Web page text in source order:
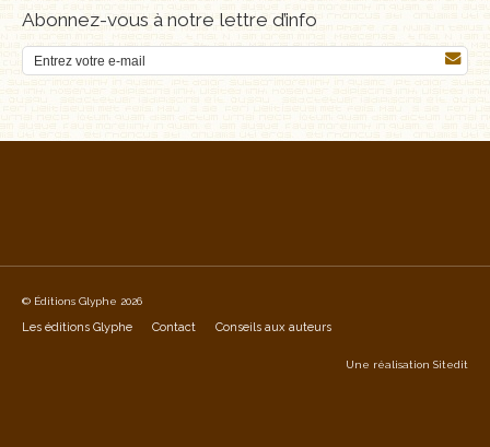
Abonnez-vous à notre lettre d’info
© Éditions Glyphe 2026
Les éditions Glyphe Contact Conseils aux auteurs
Une réalisation Sitedit